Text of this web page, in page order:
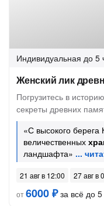
Индивидуальная до 5
Женский лик
Погрузитесь в
секреты древних
«С высокого
величественных
ландшафта»
21 авг в 12:00
27 авг в
от6000 ₽за всё до 5